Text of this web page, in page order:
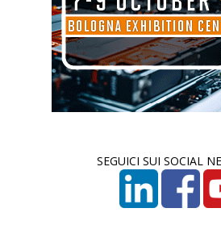
SEGUICI SUI SOCIAL